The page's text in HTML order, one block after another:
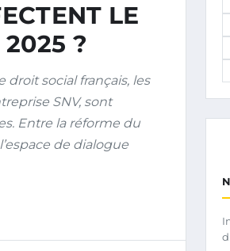
LE
2025 ?
social français, les
SNV, sont
Entre la réforme du
de dialogue